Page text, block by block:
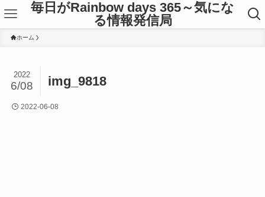
毎日がRainbow days 365～気にな
る情報発信局
ホーム
img_9818
2022
6/08
2022-06-08